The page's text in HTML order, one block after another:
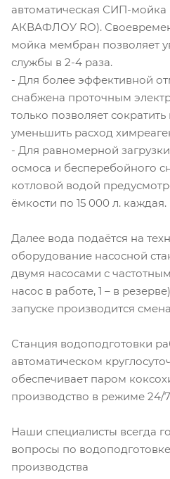
автоматическая СИП-мойка
АКВАФЛОУ RO).
мойка мембран позволяет
службы в 2-4 раза.
- Для более эффективной
снабжена проточным
только позволяет
уменьшить расход
- Для равномерной
осмоса и бесперебойного
котловой водой
ёмкости по 15 000 л. каждая.
Далее вода подаётся на
оборудование насосной
двумя насосами с
насос в работе, 1 – в
запуске производится
Станция водоподготовки
автоматическом
обеспечивает паром
производство в режиме 24/
Наши специалисты всегда
вопросы по
производства